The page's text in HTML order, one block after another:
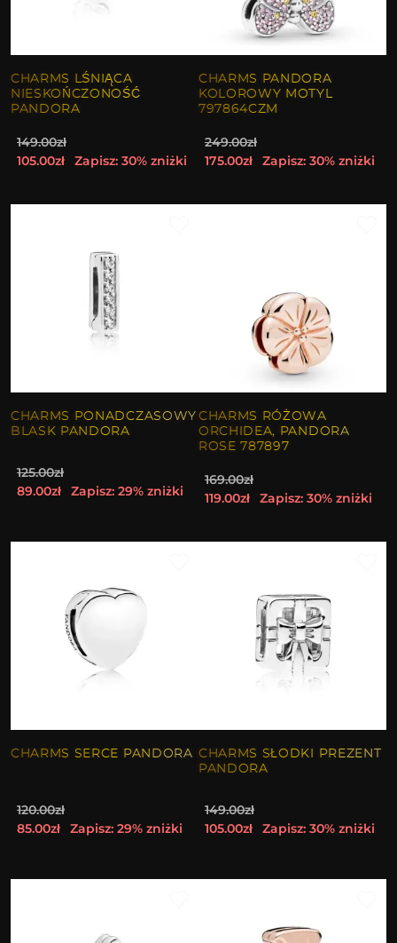
CHARMS LŚNIĄCA
NIESKOŃCZONOŚĆ
PANDORA
149.00zł
105.00zł
Zapisz: 30% zniżki
CHARMS PANDORA
KOLOROWY MOTYL
797864CZM
249.00zł
175.00zł
Zapisz: 30% zniżki
CHARMS PONADCZASOWY
BLASK PANDORA
125.00zł
89.00zł
Zapisz: 29% zniżki
CHARMS RÓŻOWA
ORCHIDEA, PANDORA
ROSE 787897
169.00zł
119.00zł
Zapisz: 30% zniżki
CHARMS SERCE PANDORA
120.00zł
85.00zł
Zapisz: 29% zniżki
CHARMS SŁODKI PREZENT
PANDORA
149.00zł
105.00zł
Zapisz: 30% zniżki